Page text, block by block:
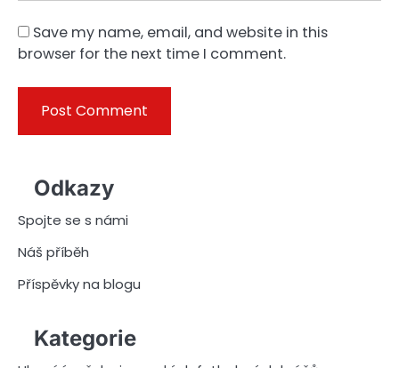
Save my name, email, and website in this
browser for the next time I comment.
Odkazy
Spojte se s námi
Náš příběh
Příspěvky na blogu
Kategorie